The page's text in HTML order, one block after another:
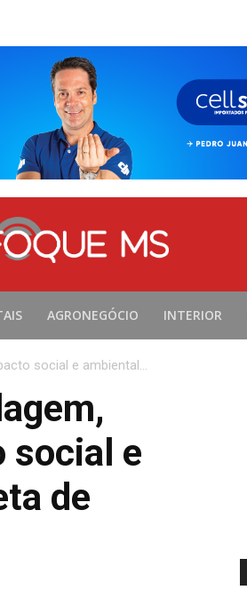
AGRONEGÓCIO INTERIOR
social e ambiental...
social e
de